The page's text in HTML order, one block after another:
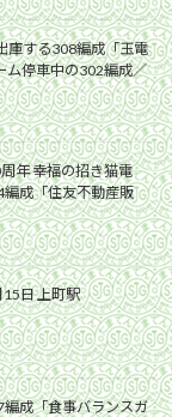
庫する308編成「玉電
ム停車中の302編成／
年 幸福の招き猫電
成「住友不動産販
日 上町駅
成「食事バランスガ